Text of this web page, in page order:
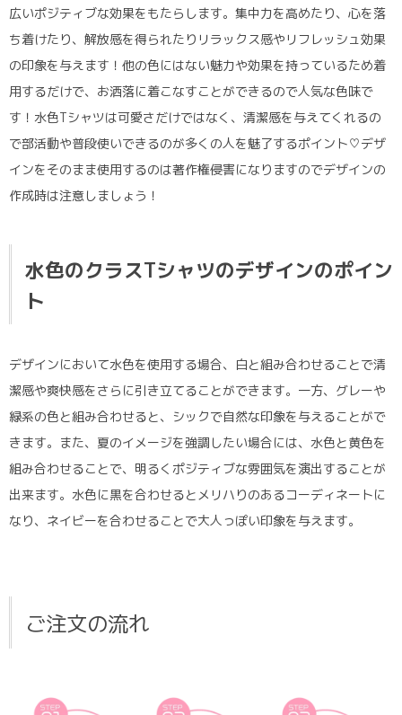
広いポジティブな効果をもたらします。集中力を高めたり、心を落
ち着けたり、解放感を得られたりリラックス感やリフレッシュ効果
の印象を与えます！他の色にはない魅力や効果を持っているため着
用するだけで、お洒落に着こなすことができるので人気な色味で
す！水色Tシャツは可愛さだけではなく、清潔感を与えてくれるの
で部活動や普段使いできるのが多くの人を魅了するポイント♡デザ
インをそのまま使用するのは著作権侵害になりますのでデザインの
作成時は注意しましょう！
水色のクラスTシャツのデザインのポイン
ト
デザインにおいて水色を使用する場合、白と組み合わせることで清
潔感や爽快感をさらに引き立てることができます。一方、グレーや
緑系の色と組み合わせると、シックで自然な印象を与えることがで
きます。また、夏のイメージを強調したい場合には、水色と黄色を
組み合わせることで、明るくポジティブな雰囲気を演出することが
出来ます。水色に黒を合わせるとメリハりのあるコーディネートに
なり、ネイビーを合わせることで大人っぽい印象を与えます。
ご注文の流れ